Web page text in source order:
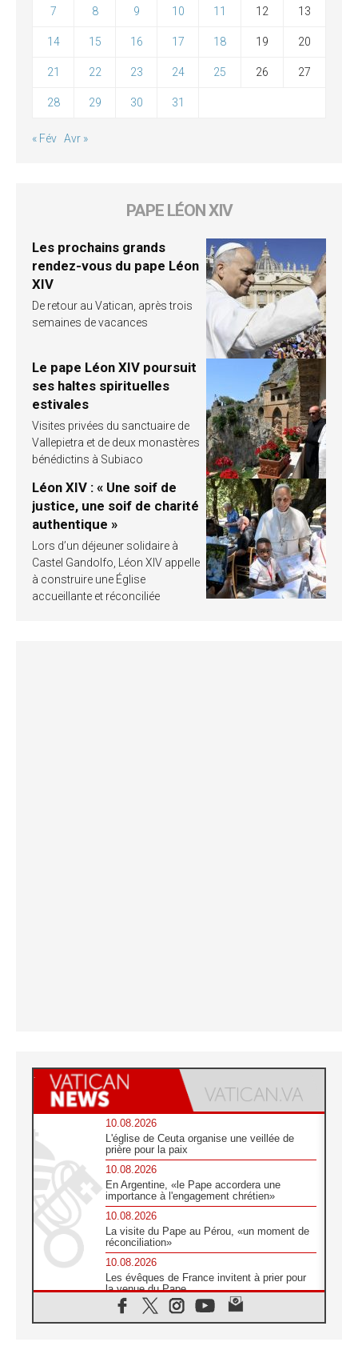
7 8 9 10 11 12 13
14 15 16 17 18 19 20
21 22 23 24 25 26 27
28 29 30 31
« Fév Avr »
PAPE LÉON XIV
Les prochains grands
rendez-vous du pape Léon
XIV
De retour au Vatican, après trois
semaines de vacances
Le pape Léon XIV poursuit
ses haltes spirituelles
estivales
Visites privées du sanctuaire de
Vallepietra et de deux monastères
bénédictins à Subiaco
Léon XIV : « Une soif de
justice, une soif de charité
authentique »
Lors d’un déjeuner solidaire à
Castel Gandolfo, Léon XIV appelle
à construire une Église
accueillante et réconciliée
10.08.2026
L'église de Ceuta organise une veillée de
prière pour la paix
10.08.2026
En Argentine, «le Pape accordera une
importance à l'engagement chrétien»
10.08.2026
La visite du Pape au Pérou, «un moment de
réconciliation»
10.08.2026
Les évêques de France invitent à prier pour
la venue du Pape
10.08.2026
Création d'un réseau des médias catholiques